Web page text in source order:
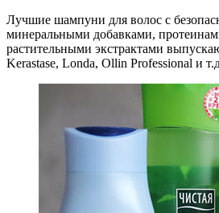
Лучшие шампуни для волос с
минеральными добавками,
растительными экстрактами
Kerastase, Londa, Ollin Professional и